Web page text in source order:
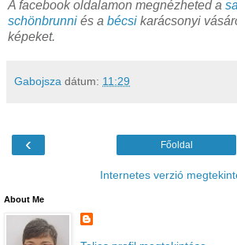
A facebook oldalamon megnézheted a
schönbrunni és a bécsi karácsonyi
képeket.
Gabojsza dátum: 11:29
‹ Főoldal
Internetes verzió
About Me